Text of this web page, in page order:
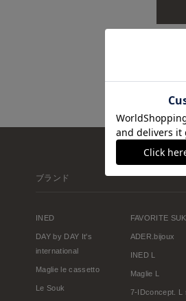
ブランド
INED
DAY by DAY It's
international
Maglie le cassetto
Le Souk
FAVORITE
ADER.bijoux
INED L
Maglie L
7-IDconcept. L